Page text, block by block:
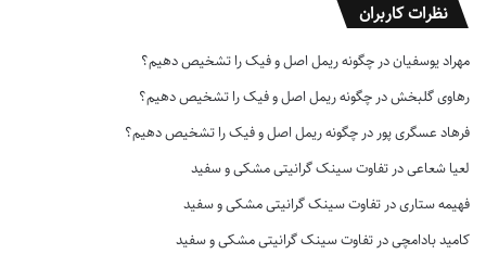
نظرات کاربران
مهراد یوسفیاندر چگونه ریمل اصل و فیک را تشخیص دهیم؟
رهاوی گلبخشدر چگونه ریمل اصل و فیک را تشخیص دهیم؟
فرهاد عسگری پور در چگونه ریمل اصل و فیک را تشخیص دهیم؟
لعیا شعاعیدر تفاوت سینک گرانیتی مشکی و سفید
فهیمه ستاریدر تفاوت سینک گرانیتی مشکی و سفید
کامید بادامچیدر تفاوت سینک گرانیتی مشکی و سفید